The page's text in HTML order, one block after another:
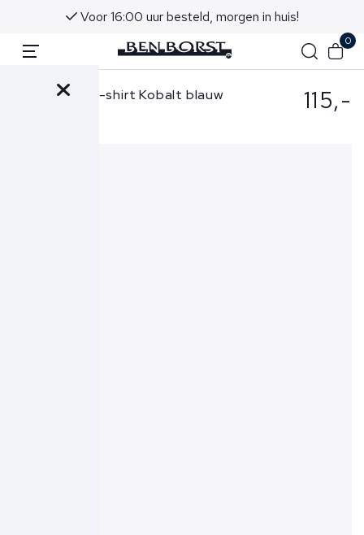
Voor 16:00 uur besteld, morgen in huis!
0
Gran Sasso T-shirt Kobalt blauw 115,-